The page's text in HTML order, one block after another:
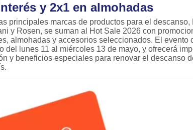
y 2x1 en almohadas
principales marcas de productos para el descanso,
y Rosen, se suman al Hot Sale 2026 con
almohadas y accesorios seleccionados. El evento
del lunes 11 al miércoles 13 de mayo, y ofrecerá
y beneficios especiales para renovar el descanso